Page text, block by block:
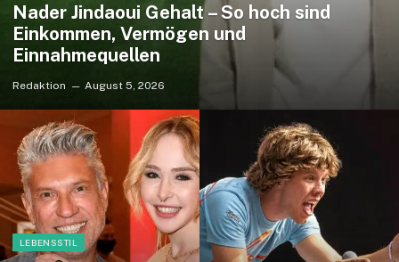
Nader Jindaoui Gehalt – So hoch sind
Einkommen, Vermögen und
Einnahmequellen
Redaktion August 5, 2026
LEBENSSTIL